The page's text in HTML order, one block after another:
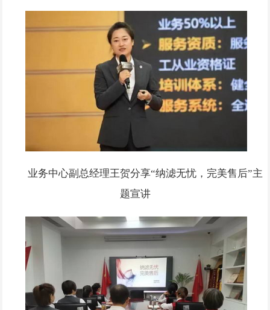
业务中心副总经理王贺分享“纳滤无忧，完美售后”主
题宣讲